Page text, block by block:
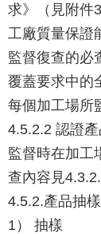
求》（見附件
工廠質量保證
監督復查的必
覆蓋要求中的
每個加工場所
4.5.2.2 認證
監督時在加工
查內容見
4.5.2.產品抽
1） 抽樣